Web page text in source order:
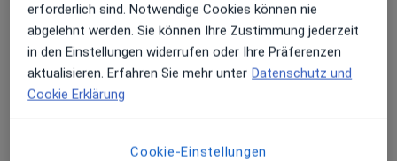
Zu Google Mapsöffnet in einer neuen
Verfügbarkeit
Dr. med. dent. Felix Luhrenberg bietet an diesem
Standort über Jameda keine Online-
erforderlich sind. Notwendige Cookies können nie
abgelehnt werden. Sie können Ihre Zustimmung jederzeit
in den Einstellungen widerrufen oder Ihre Präferenzen
aktualisieren. Erfahren Sie mehr unter Datenschutz und
Cookie Erklärung
Cookie-Einstellungen